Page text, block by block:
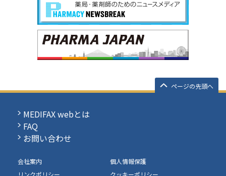
ページの先頭へ
MEDIFAX webとは
FAQ
お問い合わせ
会社案内
個人情報保護
リンクポリシー
クッキーポリシー